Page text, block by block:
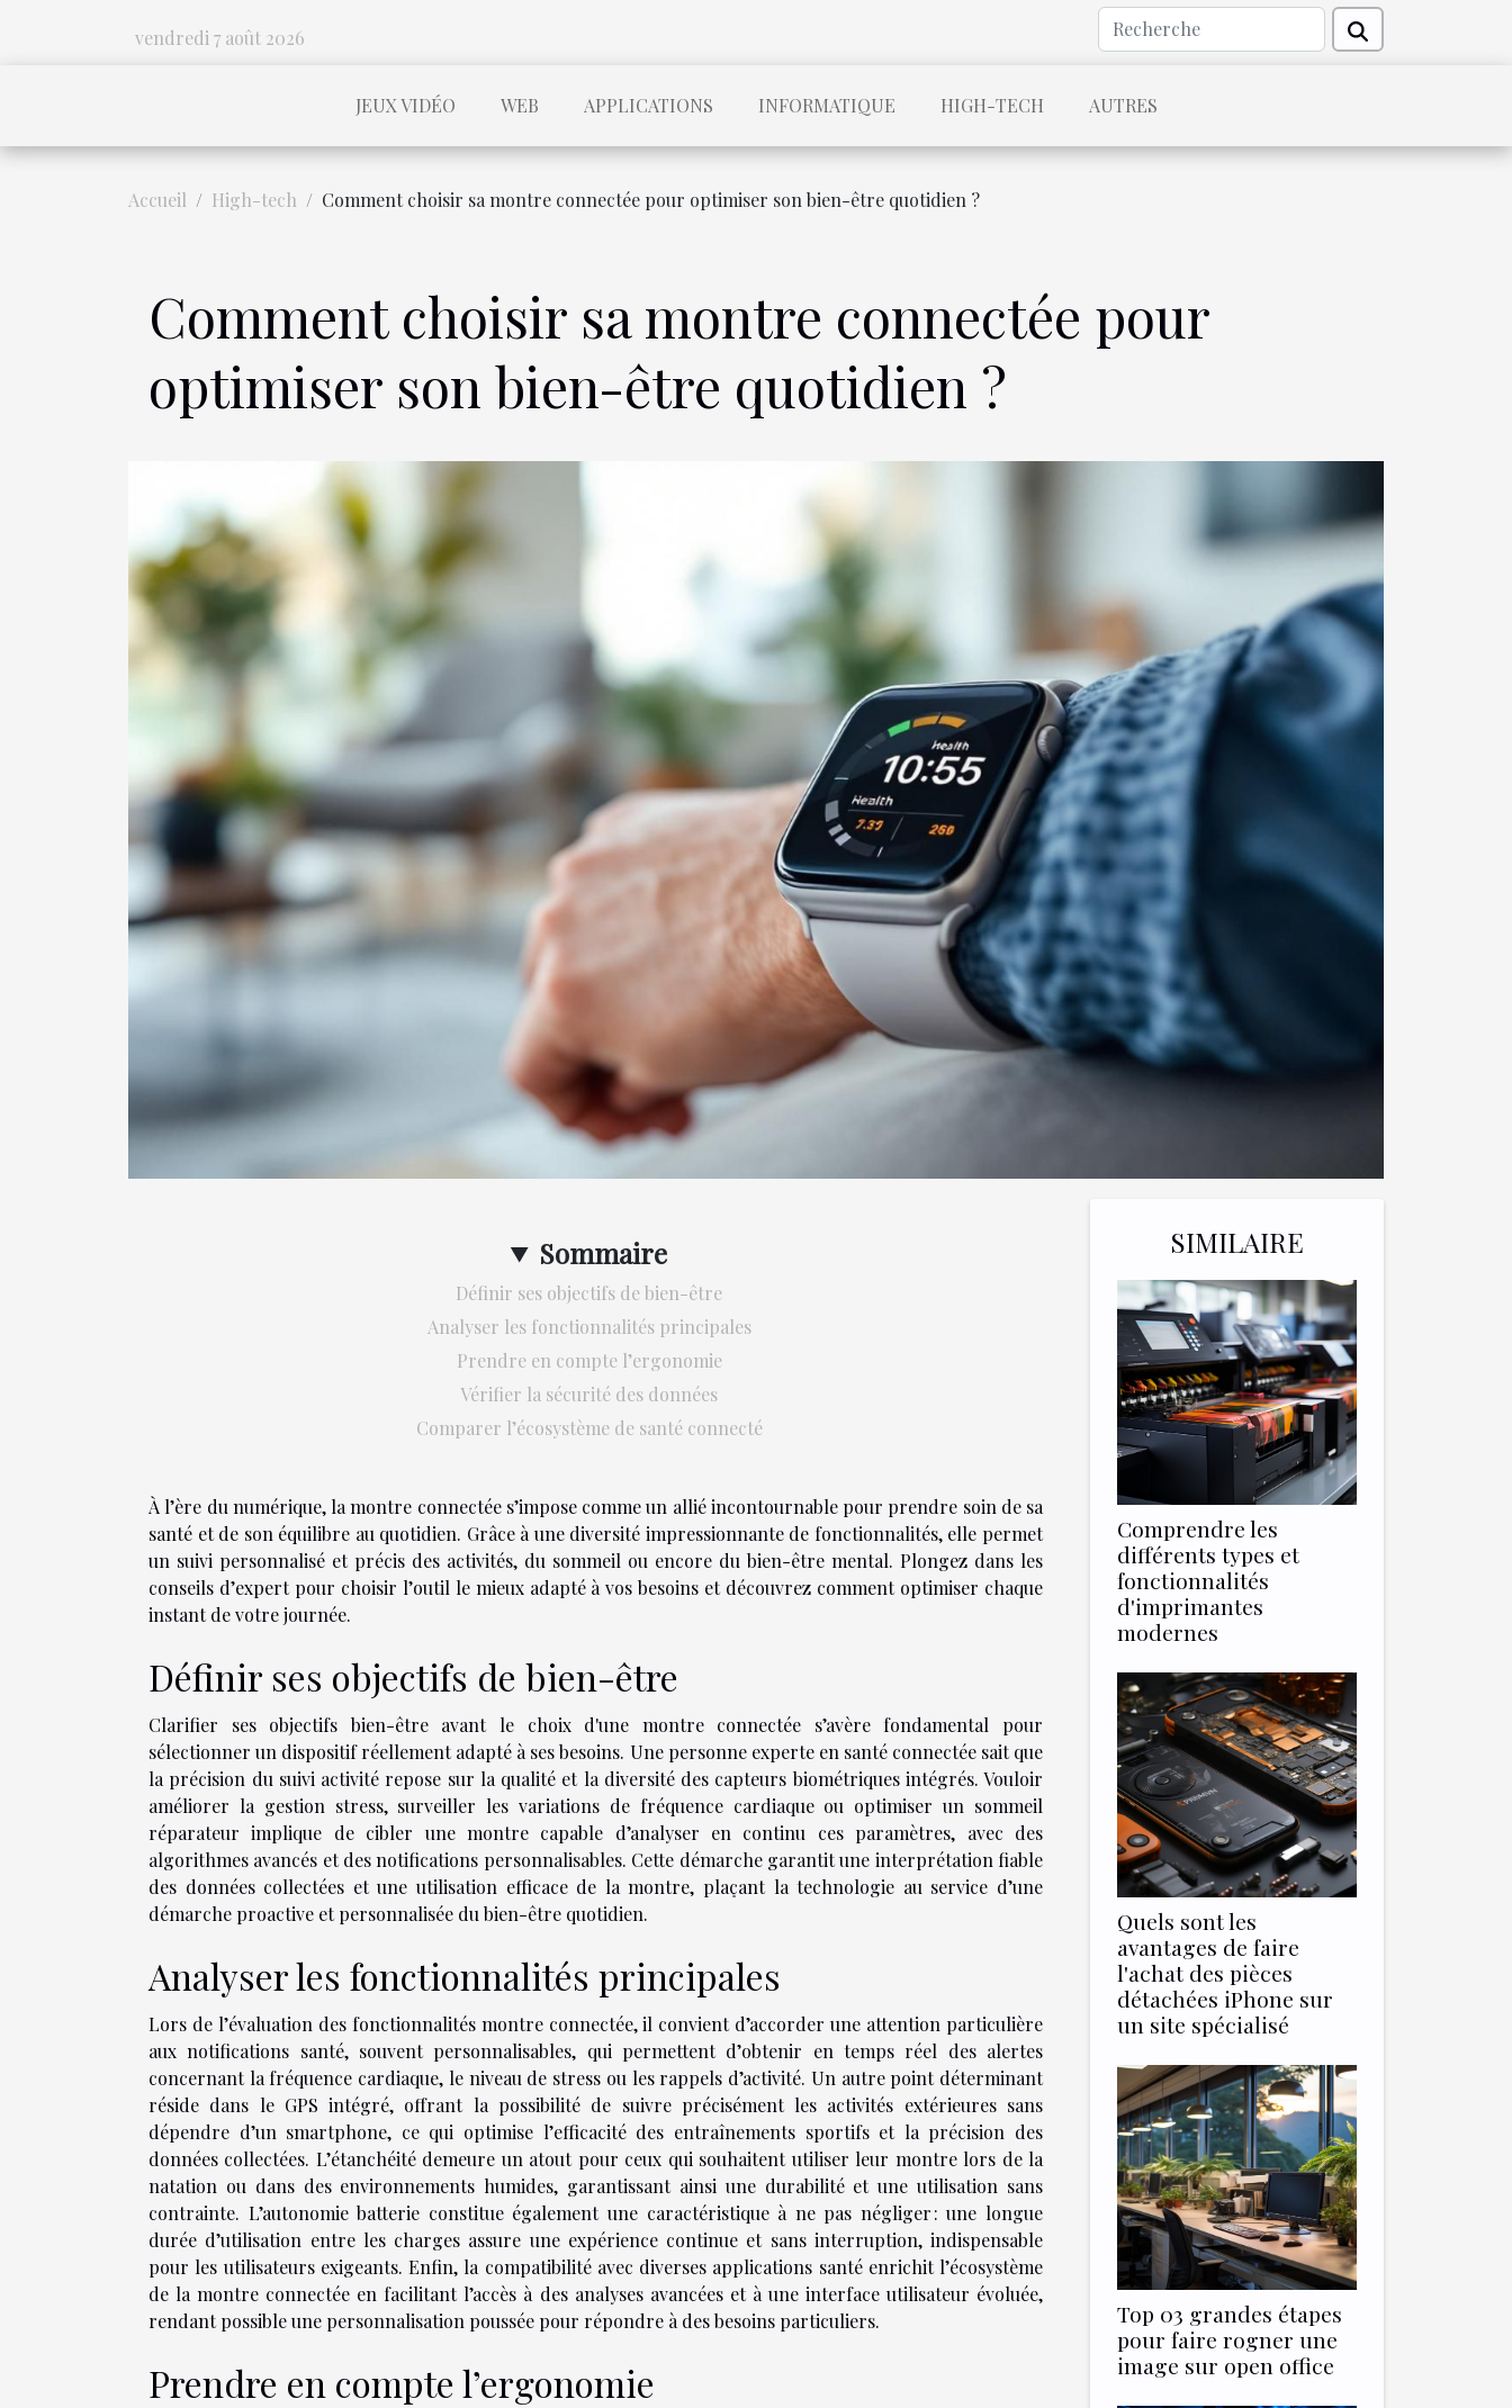
vendredi 7 août 2026
JEUX VIDÉO WEB APPLICATIONS INFORMATIQUE HIGH-TECH AUTRES
Accueil High-tech Comment choisir sa montre connectée pour optimiser son bien-être quotidien ?
Comment choisir sa montre connectée pour
optimiser son bien-être quotidien ?
Sommaire
Définir ses objectifs de bien-être
Analyser les fonctionnalités principales
Prendre en compte l’ergonomie
Vérifier la sécurité des données
Comparer l’écosystème de santé connecté
À l’ère du numérique, la montre connectée s’impose comme un allié incontournable pour prendre soin de sa
santé et de son équilibre au quotidien. Grâce à une diversité impressionnante de fonctionnalités, elle permet
un suivi personnalisé et précis des activités, du sommeil ou encore du bien-être mental. Plongez dans les
conseils d’expert pour choisir l’outil le mieux adapté à vos besoins et découvrez comment optimiser chaque
instant de votre journée.
Définir ses objectifs de bien-être
Clarifier ses objectifs bien-être avant le choix d'une montre connectée s’avère fondamental pour
sélectionner un dispositif réellement adapté à ses besoins. Une personne experte en santé connectée sait que
la précision du suivi activité repose sur la qualité et la diversité des capteurs biométriques intégrés. Vouloir
améliorer la gestion stress, surveiller les variations de fréquence cardiaque ou optimiser un sommeil
réparateur implique de cibler une montre capable d’analyser en continu ces paramètres, avec des
algorithmes avancés et des notifications personnalisables. Cette démarche garantit une interprétation fiable
des données collectées et une utilisation efficace de la montre, plaçant la technologie au service d’une
démarche proactive et personnalisée du bien-être quotidien.
Analyser les fonctionnalités principales
Lors de l’évaluation des fonctionnalités montre connectée, il convient d’accorder une attention particulière
aux notifications santé, souvent personnalisables, qui permettent d’obtenir en temps réel des alertes
concernant la fréquence cardiaque, le niveau de stress ou les rappels d’activité. Un autre point déterminant
réside dans le GPS intégré, offrant la possibilité de suivre précisément les activités extérieures sans
dépendre d’un smartphone, ce qui optimise l’efficacité des entraînements sportifs et la précision des
données collectées. L’étanchéité demeure un atout pour ceux qui souhaitent utiliser leur montre lors de la
natation ou dans des environnements humides, garantissant ainsi une durabilité et une utilisation sans
contrainte. L’autonomie batterie constitue également une caractéristique à ne pas négliger : une longue
durée d’utilisation entre les charges assure une expérience continue et sans interruption, indispensable
pour les utilisateurs exigeants. Enfin, la compatibilité avec diverses applications santé enrichit l’écosystème
de la montre connectée en facilitant l’accès à des analyses avancées et à une interface utilisateur évoluée,
rendant possible une personnalisation poussée pour répondre à des besoins particuliers.
Prendre en compte l’ergonomie
SIMILAIRE
Comprendre les
différents types et
fonctionnalités
d'imprimantes
modernes
Quels sont les
avantages de faire
l'achat des pièces
détachées iPhone sur
un site spécialisé
Top 03 grandes étapes
pour faire rogner une
image sur open office